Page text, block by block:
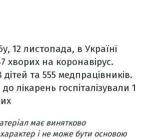
12 листопада, в Україні
хворих на коронавірус.
та 555 медпрацівників.
лікарень госпіталізували 1
має винятково
і не може бути основою